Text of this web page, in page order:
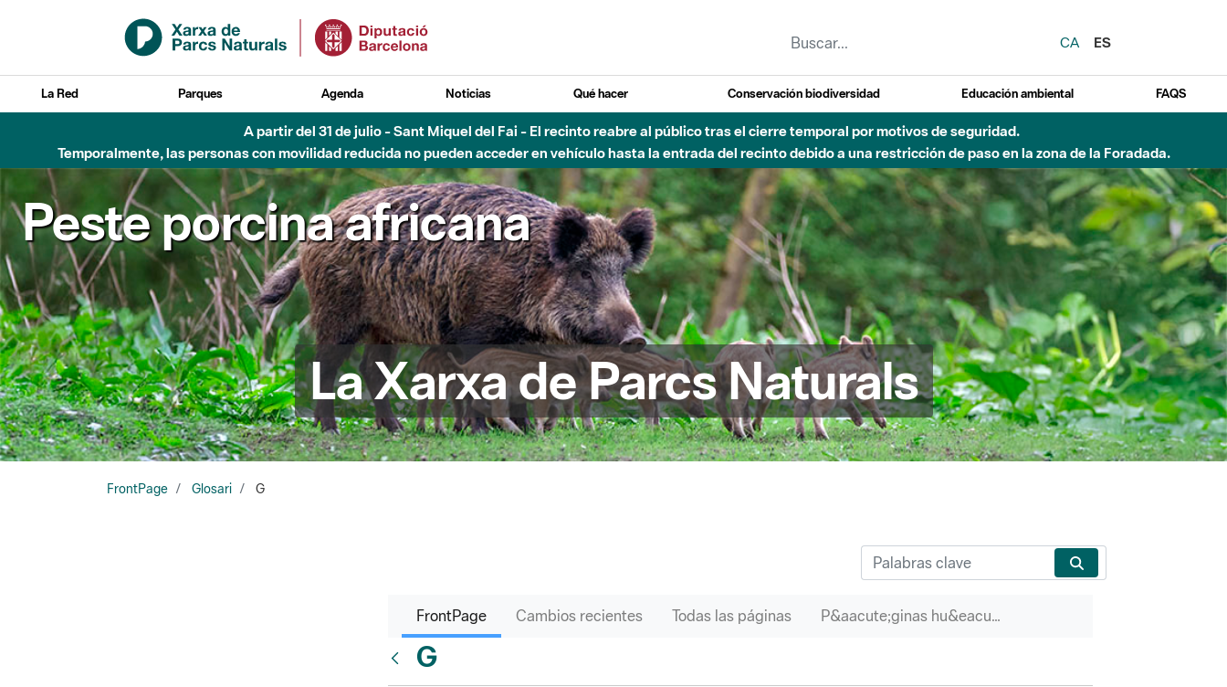
Saltar al contenido principal
CA
ES
La Red Parques Agenda Noticias Qué hacer Conservación biodiversidad Educación ambiental FAQS
A partir del 31 de julio - Sant Miquel del Fai - El recinto reabre al público tras el cierre temporal por motivos de seguridad.
Temporalmente, las personas con movilidad reducida no pueden acceder en vehículo hasta la entrada del recinto debido a una restricción de paso en la zona de la Foradada.
Peste porcina africana
La Xarxa de Parcs Naturals
FrontPage Glosari G
FrontPage Cambios recientes Todas las páginas P&aacute;ginas hu&eacute;rfanas
G